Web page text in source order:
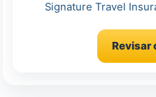
Signature Travel
Revisar